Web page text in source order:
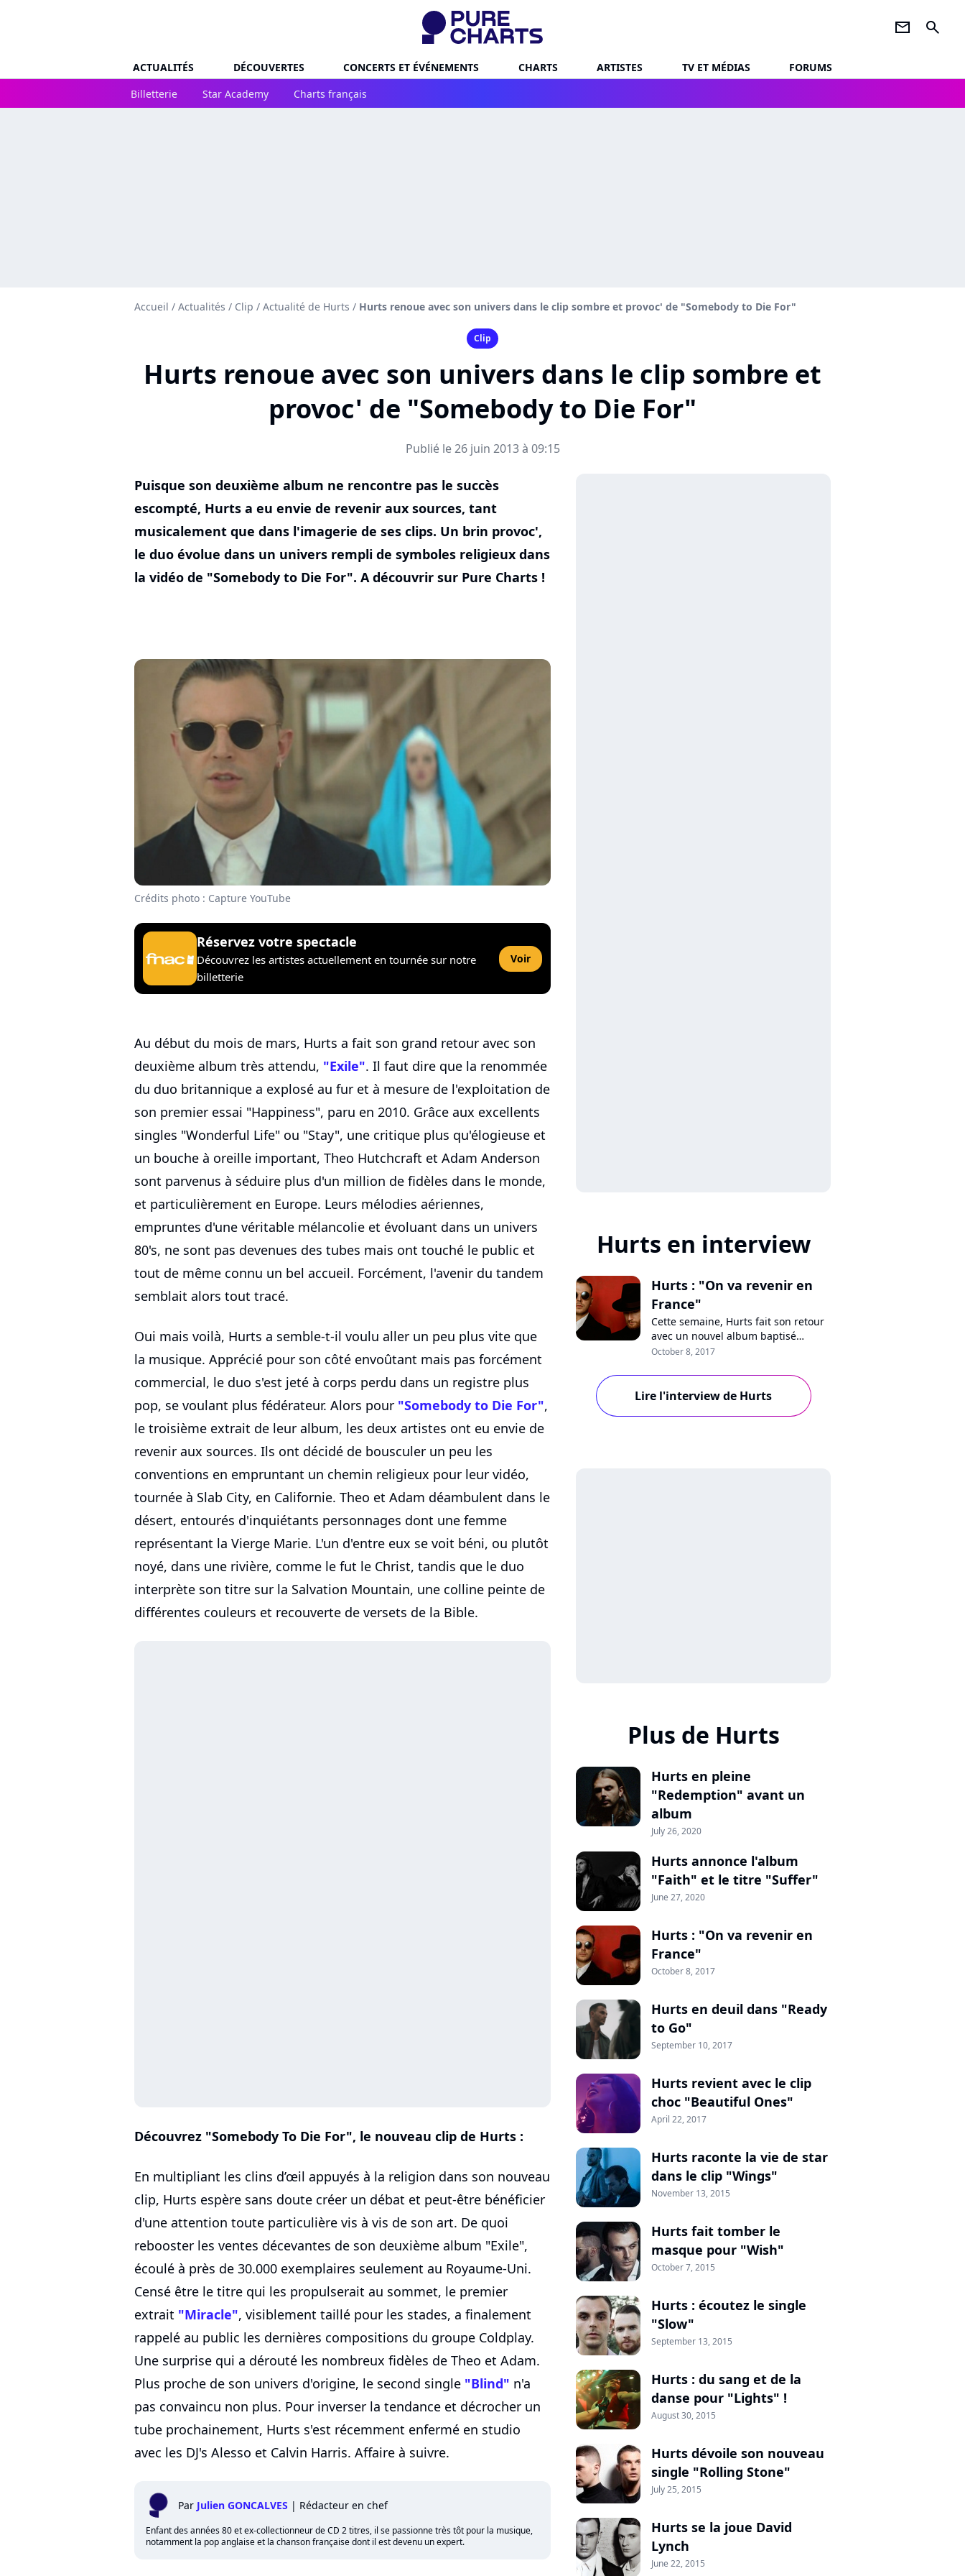
newsletter search
ACTUALITÉS DÉCOUVERTES CONCERTS ET ÉVÉNEMENTS CHARTS ARTISTES TV ET MÉDIAS
FORUMS
Billetterie
Star Academy Charts français
Accueil / Actualités / Clip / Actualité de Hurts / Hurts renoue avec son univers dans le clip sombre et provoc' de "Somebody to Die For"
Clip
Hurts renoue avec son univers dans le clip sombre et
provoc' de "Somebody to Die For"
Publié le 26 juin 2013 à 09:15
Puisque son deuxième album ne rencontre pas le succès
escompté, Hurts a eu envie de revenir aux sources, tant
musicalement que dans l'imagerie de ses clips. Un brin provoc',
le duo évolue dans un univers rempli de symboles religieux dans
la vidéo de "Somebody to Die For". A découvrir sur Pure Charts !
Crédits photo : Capture YouTube
Réservez votre spectacle
Découvrez les artistes actuellement en tournée sur notre
billetterie
Voir
Au début du mois de mars, Hurts a fait son grand retour avec son
deuxième album très attendu, "Exile". Il faut dire que la renommée
du duo britannique a explosé au fur et à mesure de l'exploitation de
son premier essai "Happiness", paru en 2010. Grâce aux excellents
singles "Wonderful Life" ou "Stay", une critique plus qu'élogieuse et
un bouche à oreille important, Theo Hutchcraft et Adam Anderson
sont parvenus à séduire plus d'un million de fidèles dans le monde,
et particulièrement en Europe. Leurs mélodies aériennes,
empruntes d'une véritable mélancolie et évoluant dans un univers
80's, ne sont pas devenues des tubes mais ont touché le public et
tout de même connu un bel accueil. Forcément, l'avenir du tandem
semblait alors tout tracé.
Oui mais voilà, Hurts a semble-t-il voulu aller un peu plus vite que
la musique. Apprécié pour son côté envoûtant mais pas forcément
commercial, le duo s'est jeté à corps perdu dans un registre plus
pop, se voulant plus fédérateur. Alors pour "Somebody to Die For",
le troisième extrait de leur album, les deux artistes ont eu envie de
revenir aux sources. Ils ont décidé de bousculer un peu les
conventions en empruntant un chemin religieux pour leur vidéo,
tournée à Slab City, en Californie. Theo et Adam déambulent dans le
désert, entourés d'inquiétants personnages dont une femme
représentant la Vierge Marie. L'un d'entre eux se voit béni, ou plutôt
noyé, dans une rivière, comme le fut le Christ, tandis que le duo
interprète son titre sur la Salvation Mountain, une colline peinte de
différentes couleurs et recouverte de versets de la Bible.
Découvrez "Somebody To Die For", le nouveau clip de Hurts :
En multipliant les clins d’œil appuyés à la religion dans son nouveau
clip, Hurts espère sans doute créer un débat et peut-être bénéficier
d'une attention toute particulière vis à vis de son art. De quoi
rebooster les ventes décevantes de son deuxième album "Exile",
écoulé à près de 30.000 exemplaires seulement au Royaume-Uni.
Censé être le titre qui les propulserait au sommet, le premier
extrait "Miracle", visiblement taillé pour les stades, a finalement
rappelé au public les dernières compositions du groupe Coldplay.
Une surprise qui a dérouté les nombreux fidèles de Theo et Adam.
Plus proche de son univers d'origine, le second single "Blind" n'a
pas convaincu non plus. Pour inverser la tendance et décrocher un
tube prochainement, Hurts s'est récemment enfermé en studio
avec les DJ's Alesso et Calvin Harris. Affaire à suivre.
Par Julien GONCALVES | Rédacteur en chef
Enfant des années 80 et ex-collectionneur de CD 2 titres, il se passionne très tôt pour la musique,
notamment la pop anglaise et la chanson française dont il est devenu un expert.
Hurts en interview
Hurts : "On va revenir en
France"
Cette semaine, Hurts fait son retour
avec un nouvel album baptisé
"Desire". Ses influences, l'impact de
l'homophobie, leur amour pour la
France : Theo Hurthcraft et Adam
Anderson se confient à Pure Charts.
October 8, 2017
Lire l'interview de Hurts
Plus de Hurts
Hurts en pleine
"Redemption" avant un
album
July 26, 2020
Hurts annonce l'album
"Faith" et le titre "Suffer"
June 27, 2020
Hurts : "On va revenir en
France"
October 8, 2017
Hurts en deuil dans "Ready
to Go"
September 10, 2017
Hurts revient avec le clip
choc "Beautiful Ones"
April 22, 2017
Hurts raconte la vie de star
dans le clip "Wings"
November 13, 2015
Hurts fait tomber le
masque pour "Wish"
October 7, 2015
Hurts : écoutez le single
"Slow"
September 13, 2015
Hurts : du sang et de la
danse pour "Lights" !
August 30, 2015
Hurts dévoile son nouveau
single "Rolling Stone"
July 25, 2015
Hurts se la joue David
Lynch
June 22, 2015